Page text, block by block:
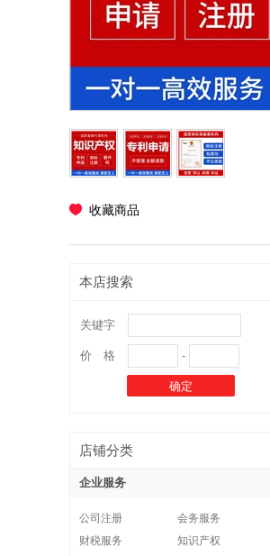
收藏商品
本店搜索
关键字
价 格 -
店铺分类
企业服务
公司注册
会务服务
财税服务
知识产权